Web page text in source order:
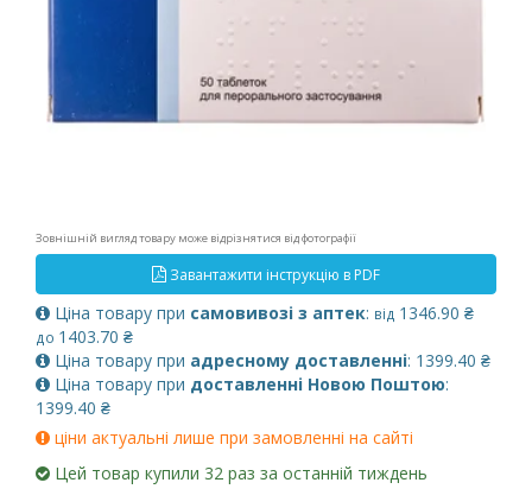
Зовнішній вигляд товару може відрізнятися від фотографії
Завантажити інструкцію в PDF
Ціна товару при самовивозі з аптек: від 1346.90 ₴
до 1403.70 ₴
Ціна товару при адресному доставленні: 1399.40 ₴
Ціна товару при доставленні Новою Поштою:
1399.40 ₴
ціни актуальні лише при замовленні на сайті
Цей товар купили 32 раз за останній тиждень